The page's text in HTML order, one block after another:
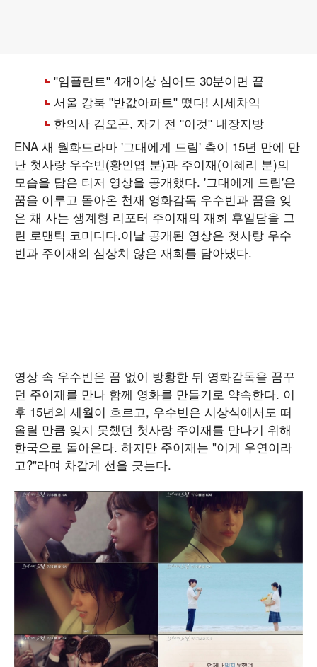
ENA 새 월화드라마 '그대에게 드림' 측이 15년 만에 만
난 첫사랑 우수빈(황인엽 분)과 주이재(이혜리 분)의
모습을 담은 티저 영상을 공개했다. '그대에게 드림'은
꿈을 이루고 돌아온 천재 영화감독 우수빈과 꿈을 잊
은 채 사는 생계형 리포터 주이재의 재회 후일담을 그
린 로맨틱 코미디다.이날 공개된 영상은 첫사랑 우수
빈과 주이재의 심상치 않은 재회를 담아냈다.
영상 속 우수빈은 꿈 없이 방황한 뒤 영화감독을 꿈꾸
던 주이재를 만나 함께 영화를 만들기로 약속한다. 이
후 15년의 세월이 흐르고, 우수빈은 시상식에서도 떠
올릴 만큼 잊지 못했던 첫사랑 주이재를 만나기 위해
한국으로 돌아온다. 하지만 주이재는 "이게 우연이라
고?"라며 차갑게 선을 긋는다.